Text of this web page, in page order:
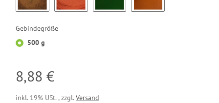
Gebindegröße
500 g
8,88 €
inkl. 19% USt. , zzgl. Versand